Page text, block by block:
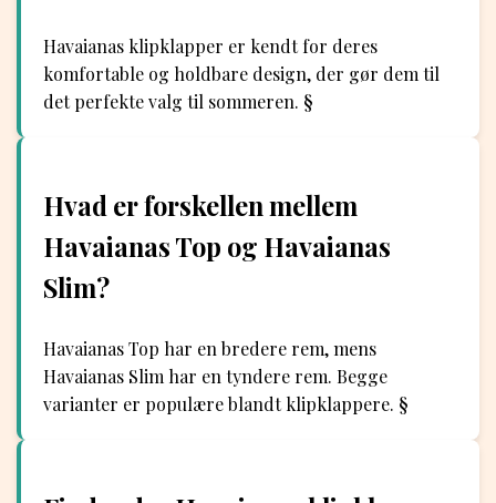
Havaianas klipklapper er kendt for deres
komfortable og holdbare design, der gør dem til
det perfekte valg til sommeren. §
Hvad er forskellen mellem
Havaianas Top og Havaianas
Slim?
Havaianas Top har en bredere rem, mens
Havaianas Slim har en tyndere rem. Begge
varianter er populære blandt klipklappere. §